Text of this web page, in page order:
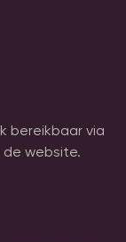
bereikbaar via
website.